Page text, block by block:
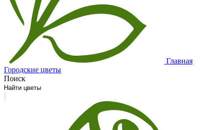
Главная
Городские цветы
Поиск